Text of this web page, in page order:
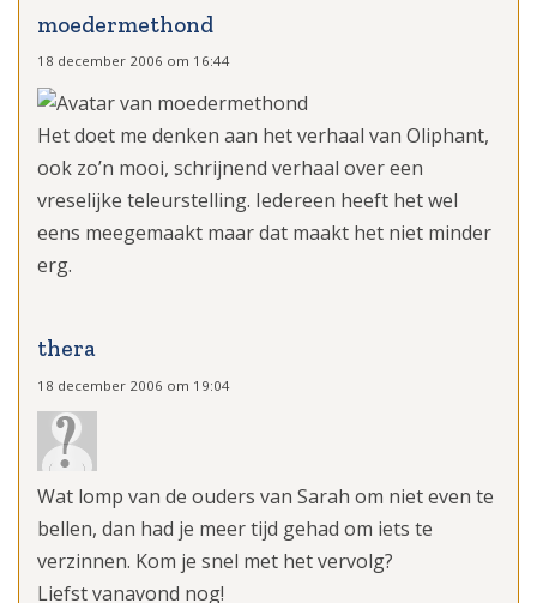
moedermethond
18 december 2006 om 16:44
Het doet me denken aan het verhaal van Oliphant,
ook zo’n mooi, schrijnend verhaal over een
vreselijke teleurstelling. Iedereen heeft het wel
eens meegemaakt maar dat maakt het niet minder
erg.
thera
18 december 2006 om 19:04
Wat lomp van de ouders van Sarah om niet even te
bellen, dan had je meer tijd gehad om iets te
verzinnen. Kom je snel met het vervolg?
Liefst vanavond nog!